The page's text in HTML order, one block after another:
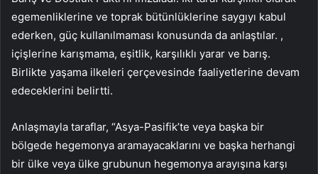
egemenliklerine ve toprak bütünlüklerine saygıyı kabul
ederken, güç kullanılmaması konusunda da anlaştılar. ,
içişlerine karışmama, eşitlik, karşılıklı yarar ve barış.
Birlikte yaşama ilkeleri çerçevesinde faaliyetlerine devam
edeceklerini belirtti.
Anlaşmayla taraflar, “Asya-Pasifik’te veya başka bir
bölgede hegemonya aramayacaklarını ve başka herhangi
bir ülke veya ülke grubunun hegemonya arayışına karşı